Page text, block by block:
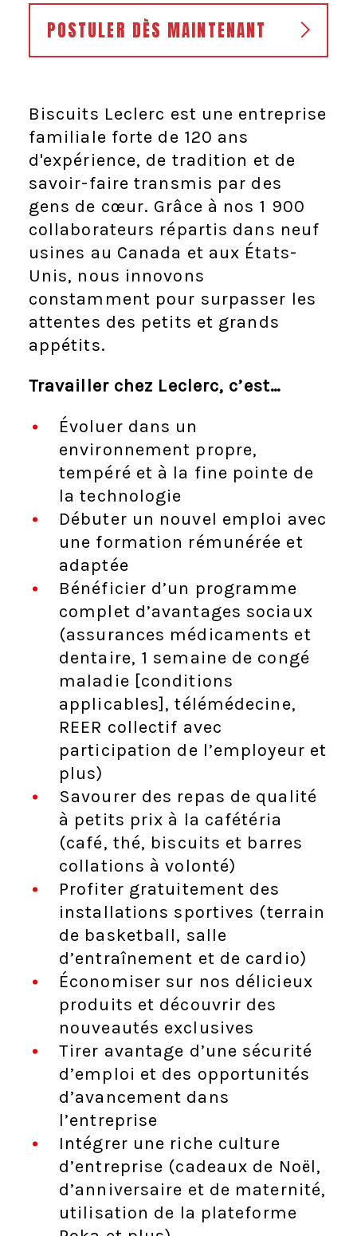
POSTULER DÈS MAINTENANT
Biscuits Leclerc est une entreprise
familiale forte de 120 ans
d'expérience, de tradition et de
savoir-faire transmis par des
gens de cœur. Grâce à nos 1 900
collaborateurs répartis dans neuf
usines au Canada et aux États-
Unis, nous innovons
constamment pour surpasser les
attentes des petits et grands
appétits.
Travailler chez Leclerc, c’est…
Évoluer dans un
environnement propre,
tempéré et à la fine pointe de
la technologie
Débuter un nouvel emploi avec
une formation rémunérée et
adaptée
Bénéficier d’un programme
complet d’avantages sociaux
(assurances médicaments et
dentaire, 1 semaine de congé
maladie [conditions
applicables], télémédecine,
REER collectif avec
participation de l’employeur et
plus)
Savourer des repas de qualité
à petits prix à la cafétéria
(café, thé, biscuits et barres
collations à volonté)
Profiter gratuitement des
installations sportives (terrain
de basketball, salle
d’entraînement et de cardio)
Économiser sur nos délicieux
produits et découvrir des
nouveautés exclusives
Tirer avantage d’une sécurité
d’emploi et des opportunités
d’avancement dans
l’entreprise
Intégrer une riche culture
d’entreprise (cadeaux de Noël,
d’anniversaire et de maternité,
utilisation de la plateforme